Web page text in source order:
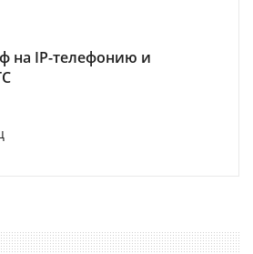
на IP-телефонию и